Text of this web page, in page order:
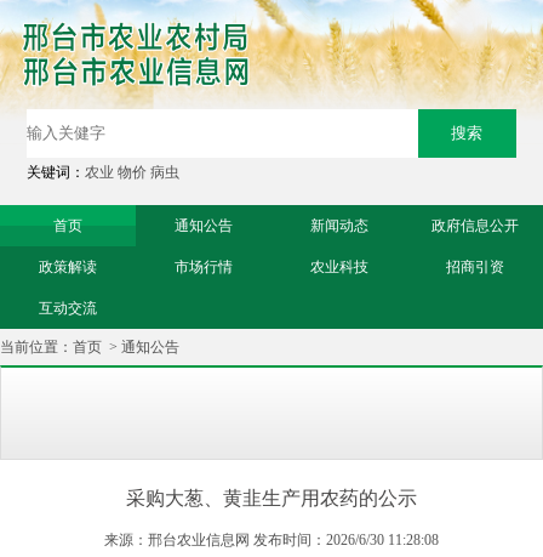
关键词：农业 物价 病虫
首页 通知公告 新闻动态 政府信息公开
政策解读 市场行情 农业科技 招商引资
互动交流
当前位置： 首页 > 通知公告
采购大葱、黄韭生产用农药的公示
来源：邢台农业信息网 发布时间：2026/6/30 11:28:08